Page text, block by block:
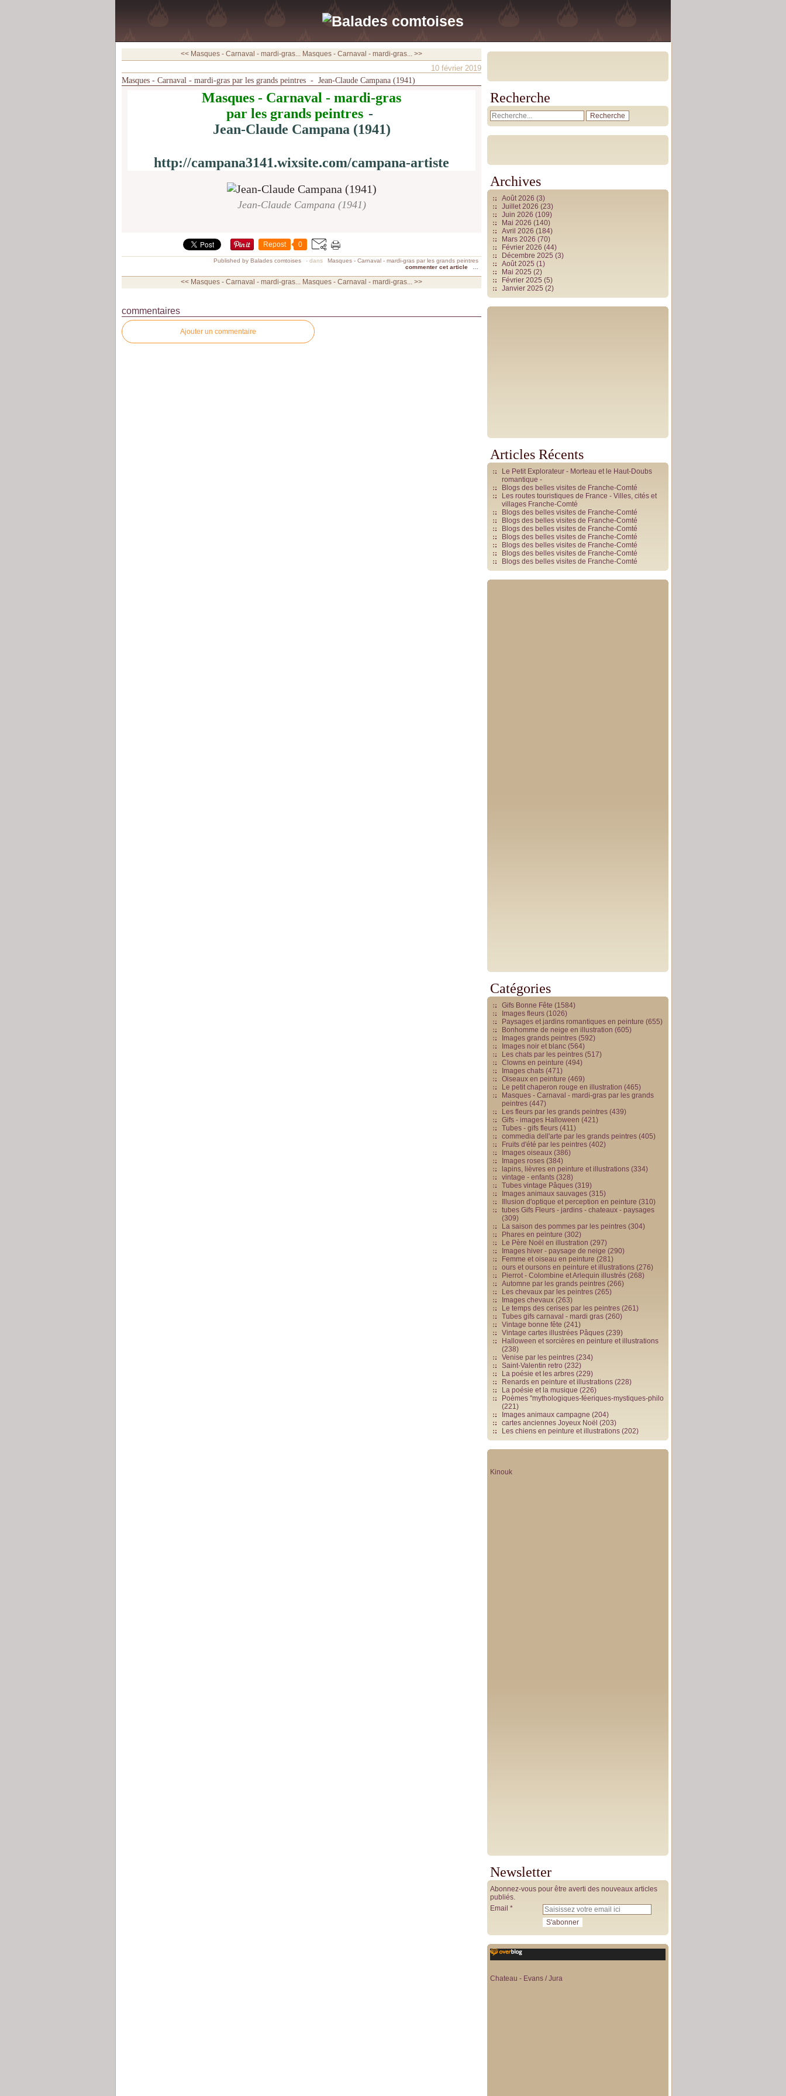
<< Masques - Carnaval - mardi-gras... Masques - Carnaval - mardi-gras... >>
10 février 2019
Masques - Carnaval - mardi-gras par les grands peintres - Jean-Claude Campana (1941)
Masques - Carnaval - mardi-gras
par les grands peintres -
Jean-Claude Campana (1941)
http://campana3141.wixsite.com/campana-artiste
Jean-Claude Campana (1941)
Repost 0
Published by Balades comtoises - dans
Masques - Carnaval - mardi-gras par les grands peintres
commenter cet article
<< Masques - Carnaval - mardi-gras... Masques - Carnaval - mardi-gras... >>
commentaires
Ajouter un commentaire
Recherche
Archives
Août 2026 (3)
Juillet 2026 (23)
Juin 2026 (109)
Mai 2026 (140)
Avril 2026 (184)
Mars 2026 (70)
Février 2026 (44)
Décembre 2025 (3)
Août 2025 (1)
Mai 2025 (2)
Février 2025 (5)
Janvier 2025 (2)
Articles Récents
Le Petit Explorateur - Morteau et le Haut-Doubs
romantique -
Blogs des belles visites de Franche-Comté
Les routes touristiques de France - Villes, cités et
villages Franche-Comté
Blogs des belles visites de Franche-Comté
Blogs des belles visites de Franche-Comté
Blogs des belles visites de Franche-Comté
Blogs des belles visites de Franche-Comté
Blogs des belles visites de Franche-Comté
Blogs des belles visites de Franche-Comté
Blogs des belles visites de Franche-Comté
Catégories
Gifs Bonne Fête (1584)
Images fleurs (1026)
Paysages et jardins romantiques en peinture (655)
Bonhomme de neige en illustration (605)
Images grands peintres (592)
Images noir et blanc (564)
Les chats par les peintres (517)
Clowns en peinture (494)
Images chats (471)
Oiseaux en peinture (469)
Le petit chaperon rouge en illustration (465)
Masques - Carnaval - mardi-gras par les grands
peintres (447)
Les fleurs par les grands peintres (439)
Gifs - images Halloween (421)
Tubes - gifs fleurs (411)
commedia dell'arte par les grands peintres (405)
Fruits d'été par les peintres (402)
Images oiseaux (386)
Images roses (384)
lapins, lièvres en peinture et illustrations (334)
vintage - enfants (328)
Tubes vintage Pâques (319)
Images animaux sauvages (315)
Illusion d'optique et perception en peinture (310)
tubes Gifs Fleurs - jardins - chateaux - paysages
(309)
La saison des pommes par les peintres (304)
Phares en peinture (302)
Le Père Noël en illustration (297)
Images hiver - paysage de neige (290)
Femme et oiseau en peinture (281)
ours et oursons en peinture et illustrations (276)
Pierrot - Colombine et Arlequin illustrés (268)
Automne par les grands peintres (266)
Les chevaux par les peintres (265)
Images chevaux (263)
Le temps des cerises par les peintres (261)
Tubes gifs carnaval - mardi gras (260)
Vintage bonne fête (241)
Vintage cartes illustrées Pâques (239)
Halloween et sorcières en peinture et illustrations
(238)
Venise par les peintres (234)
Saint-Valentin retro (232)
La poésie et les arbres (229)
Renards en peinture et illustrations (228)
La poésie et la musique (226)
Poèmes "mythologiques-féeriques-mystiques-philo
(221)
Images animaux campagne (204)
cartes anciennes Joyeux Noël (203)
Les chiens en peinture et illustrations (202)
Kinouk
Newsletter
Abonnez-vous pour être averti des nouveaux articles
publiés.
Email
Chateau - Evans / Jura